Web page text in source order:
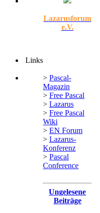
Lazarusforum
e.V.
Links
> Pascal-
Magazin
> Free Pascal
> Lazarus
> Free Pascal
Wiki
> EN Forum
> Lazarus-
Konferenz
> Pascal
Conference
Ungelesene
Beiträge